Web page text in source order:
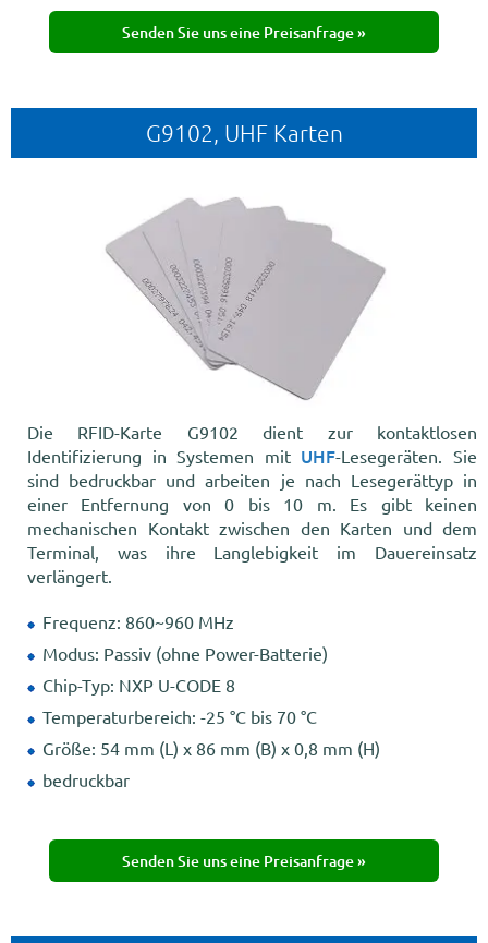
Senden Sie uns eine Preisanfrage »
G9102, UHF Karten
Die RFID-Karte G9102 dient zur kontaktlosen
Identifizierung in Systemen mit UHF-Lesegeräten. Sie
sind bedruckbar und arbeiten je nach Lesegerättyp in
einer Entfernung von 0 bis 10 m. Es gibt keinen
mechanischen Kontakt zwischen den Karten und dem
Terminal, was ihre Langlebigkeit im Dauereinsatz
verlängert.
Frequenz: 860~960 MHz
Modus: Passiv (ohne Power-Batterie)
Chip-Typ: NXP U-CODE 8
Temperaturbereich: -25 °C bis 70 °C
Größe: 54 mm (L) x 86 mm (B) x 0,8 mm (H)
bedruckbar
Senden Sie uns eine Preisanfrage »